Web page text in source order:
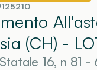
(CH) -
16, n 81